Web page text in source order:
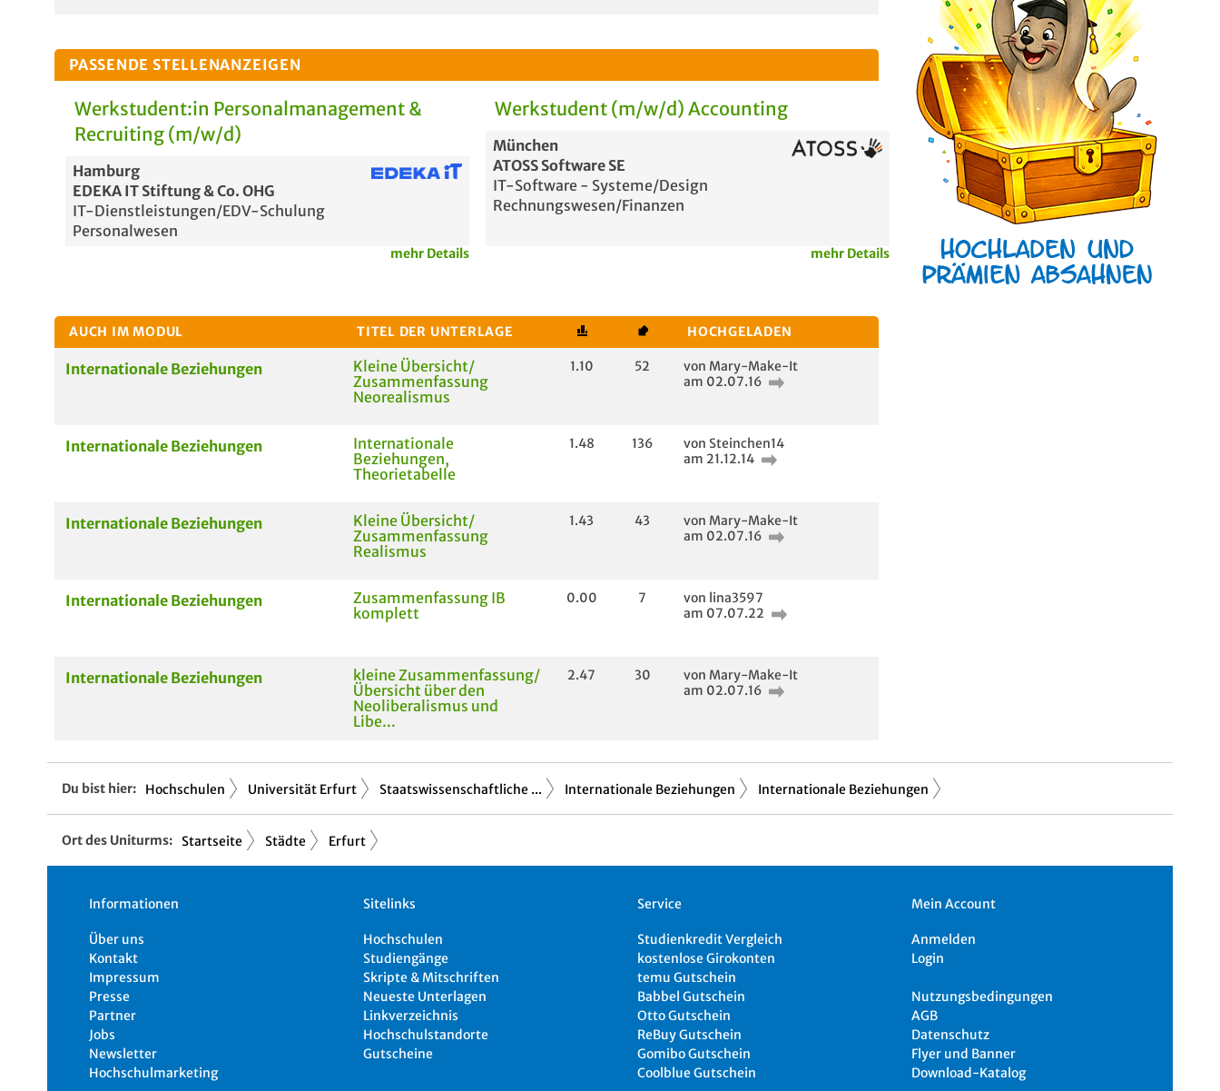
PASSENDE STELLENANZEIGEN
Werkstudent:in Personalmanagement &
Recruiting (m/w/d)
Hamburg
EDEKA IT Stiftung & Co. OHG
IT-Dienstleistungen/EDV-Schulung
Personalwesen
mehr Details
Werkstudent (m/w/d) Accounting
München
ATOSS Software SE
IT-Software - Systeme/Design
Rechnungswesen/Finanzen
mehr Details
AUCH IM MODUL TITEL DER UNTERLAGE HOCHGELADEN
Internationale Beziehungen
Kleine Übersicht/
Zusammenfassung
Neorealismus
1.10 52
von Mary-Make-It
am 02.07.16
Internationale Beziehungen
Internationale
Beziehungen,
Theorietabelle
1.48 136
von Steinchen14
am 21.12.14
Internationale Beziehungen
Kleine Übersicht/
Zusammenfassung
Realismus
1.43 43
von Mary-Make-It
am 02.07.16
Internationale Beziehungen
Zusammenfassung IB
komplett
0.00 7
von lina3597
am 07.07.22
Internationale Beziehungen
kleine Zusammenfassung/
Übersicht über den
Neoliberalismus und
Libe...
2.47 30
von Mary-Make-It
am 02.07.16
Du bist hier: Hochschulen Universität Erfurt Staatswissenschaftliche ... Internationale Beziehungen Internationale Beziehungen
Ort des Uniturms: Startseite Städte Erfurt
Informationen
Über uns
Kontakt
Impressum
Presse
Partner
Jobs
Newsletter
Hochschulmarketing
Sitelinks
Hochschulen
Studiengänge
Skripte & Mitschriften
Neueste Unterlagen
Linkverzeichnis
Hochschulstandorte
Gutscheine
Service
Studienkredit Vergleich
kostenlose Girokonten
temu Gutschein
Babbel Gutschein
Otto Gutschein
ReBuy Gutschein
Gomibo Gutschein
Coolblue Gutschein
Mein Account
Anmelden
Login
Nutzungsbedingungen
AGB
Datenschutz
Flyer und Banner
Download-Katalog